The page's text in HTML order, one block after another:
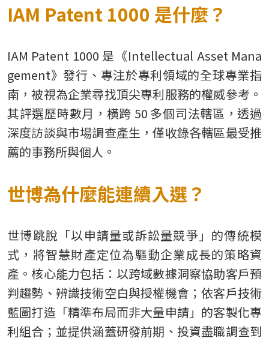
IAM Patent 1000 是什麼？
IAM Patent 1000 是《Intellectual Asset Mana
gement》發行、專注於專利領域的全球專業指
南，被視為企業尋找頂尖專利服務的權威參考。
其評選歷時數月，橫跨 50 多個司法轄區，透過
深度訪談與市場調查產生，僅收錄各轄區最受推
薦的事務所與個人。
世博為什麼能連續入選？
世博跳脫「以申請量或訴訟量競爭」的傳統模
式，將智慧財產定位為驅動企業成長的策略資
產。核心能力包括：以跨域數據洞察協助客戶預
判趨勢、辨識技術空白與授權機會；依客戶技術
藍圖打造「精準布局而非大量申請」的客製化專
利組合；並提供涵蓋研發前期、投資盡職調查到